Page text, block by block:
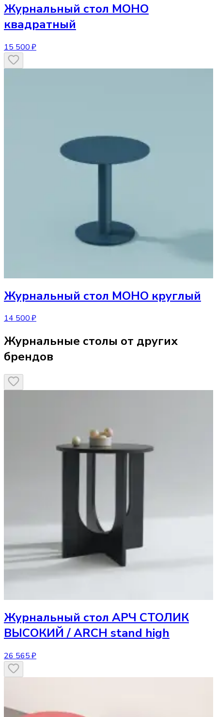
Журнальный стол МОНО
квадратный
15 500 ₽
Журнальный стол МОНО круглый
14 500 ₽
Журнальные столы от других
брендов
Журнальный стол АРЧ СТОЛИК
ВЫСОКИЙ / ARCH stand high
26 565 ₽